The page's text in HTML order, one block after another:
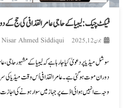
فیکٹ چیک: لیبیا کے حاجی عامر القذافی کی حج
جون 12, 2025 Nisar Ahmed Siddiqui
سوشل میڈیا پر دعویٰ کیا جا رہا ہے کہ لیبیا کے مشہور حاجی،
دوران موت ہو گئی ہے۔ عامر القذافی اُس وقت میڈیا
وجہ سے انہیں ہوائی اڈے پر جہاز میں سوار ہونے کی